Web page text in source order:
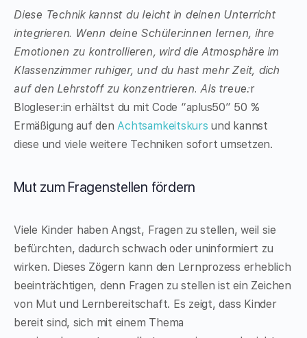
Diese Technik kannst du leicht in deinen Unterricht
integrieren. Wenn deine Schüler:innen lernen, ihre
Emotionen zu kontrollieren, wird die Atmosphäre im
Klassenzimmer ruhiger, und du hast mehr Zeit, dich
auf den Lehrstoff zu konzentrieren. Als treue:r
Blogleser:in erhältst du mit Code “aplus50” 50 %
Ermäßigung auf denAchtsamkeitskurs und kannst
diese und viele weitere Techniken sofort umsetzen.
Mut zum Fragenstellen fördern
Viele Kinder haben Angst, Fragen zu stellen, weil sie
befürchten, dadurch schwach oder uninformiert zu
wirken. Dieses Zögern kann den Lernprozess erheblich
beeinträchtigen, denn Fragen zu stellen ist ein Zeichen
von Mut und Lernbereitschaft. Es zeigt, dass Kinder
bereit sind, sich mit einem Thema